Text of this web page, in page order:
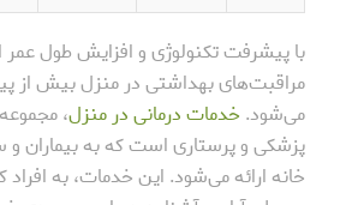
با پیشرفت تکنولوژی و افزایش طول عمر
مراقبت‌های بهداشتی در منزل بیش
می‌شود. خدمات درمانی در منزل،
پزشکی و پرستاری است که به بیماران و
خانه ارائه می‌شود. این خدمات، به